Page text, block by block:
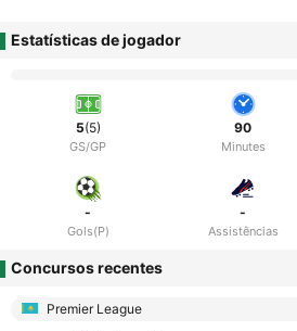
Estatísticas de jogador
5(5)
GS/GP
90
Minutes
-
Gols(P)
-
Assistências
Concursos recentes
Premier League